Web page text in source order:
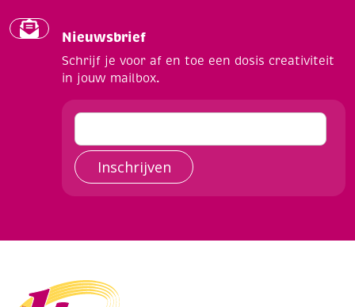
Nieuwsbrief
Schrijf je voor af en toe een dosis creativiteit
in jouw mailbox.
Inschrijven